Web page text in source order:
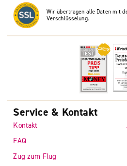
Wir übertragen alle Daten mit
Verschlüsselung.
Service & Kontakt
Kontakt
FAQ
Zug zum Flug